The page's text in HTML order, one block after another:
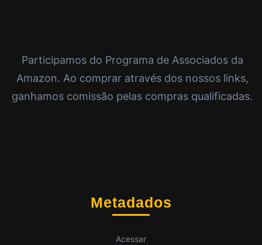
Participamos do Programa de Associados da
Amazon. Ao comprar através dos nossos links,
ganhamos comissão pelas compras qualificadas.
Metadados
Acessar